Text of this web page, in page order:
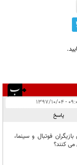
۱۳۹۷/۱۰/۰۴
پاسخ
فوتبال و سینما،
کنند؟